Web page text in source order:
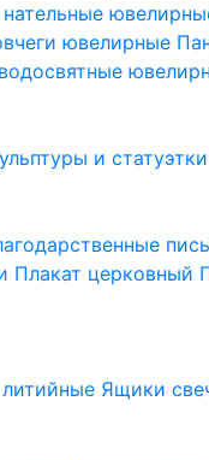
ювелирные
и статуэтки
Плакат церковный
Ящики